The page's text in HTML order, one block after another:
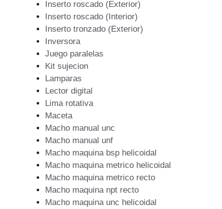
Inserto roscado (Exterior)
Inserto roscado (Interior)
Inserto tronzado (Exterior)
Inversora
Juego paralelas
Kit sujecion
Lamparas
Lector digital
Lima rotativa
Maceta
Macho manual unc
Macho manual unf
Macho maquina bsp helicoidal
Macho maquina metrico helicoidal
Macho maquina metrico recto
Macho maquina npt recto
Macho maquina unc helicoidal